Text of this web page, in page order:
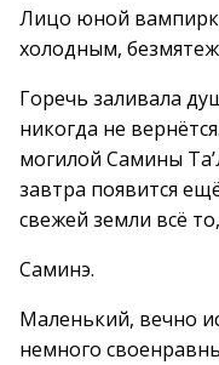
Лицо юной
холодным,
Горечь заливала
никогда не
могилой Самины
завтра появится
свежей земли всё
Саминэ.
Маленький, вечно
немного